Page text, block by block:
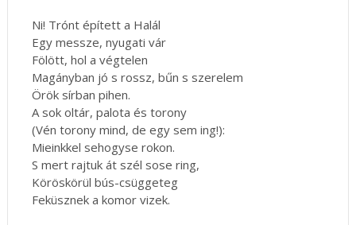
Ni! Trónt épített a Halál
Egy messze, nyugati vár
Fölött, hol a végtelen
Magányban jó s rossz, bűn s szerelem
Örök sírban pihen.
A sok oltár, palota és torony
(Vén torony mind, de egy sem ing!):
Mieinkkel sehogyse rokon.
S mert rajtuk át szél sose ring,
Köröskörül bús-csüggeteg
Feküsznek a komor vizek.